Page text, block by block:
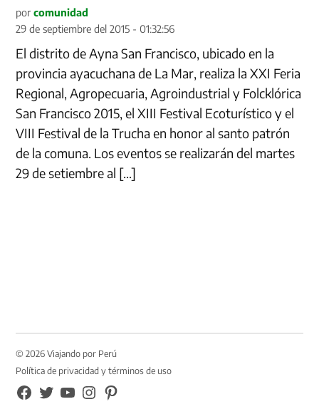
por comunidad
29 de septiembre del 2015 - 01:32:56
El distrito de Ayna San Francisco, ubicado en la
provincia ayacuchana de La Mar, realiza la XXI Feria
Regional, Agropecuaria, Agroindustrial y Folcklórica
San Francisco 2015, el XIII Festival Ecoturístico y el
VIII Festival de la Trucha en honor al santo patrón
de la comuna. Los eventos se realizarán del martes
29 de setiembre al […]
© 2026 Viajando por Perú
Política de privacidad y términos de uso
FB
TW YouTubeInstagramPinterest